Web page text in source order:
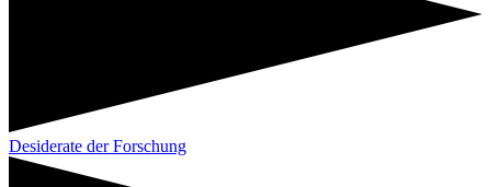
Desiderate der Forschung